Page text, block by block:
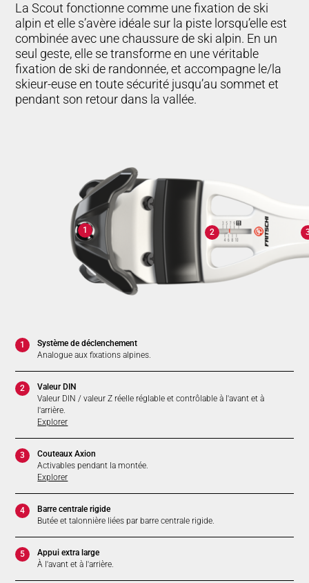
La Scout fonctionne comme une fixation de ski
alpin et elle s’avère idéale sur la piste lorsqu’elle est
combinée avec une chaussure de ski alpin. En un
seul geste, elle se transforme en une véritable
fixation de ski de randonnée, et accompagne le/la
skieur-euse en toute sécurité jusqu’au sommet et
pendant son retour dans la vallée.
1 2
1
Système de déclenchement
Analogue aux fixations alpines.
2
Valeur DIN
Valeur DIN / valeur Z réelle réglable et contrôlable à l'avant et à
l'arrière.
Explorer
3
Couteaux Axion
Activables pendant la montée.
Explorer
4
Barre centrale rigide
Butée et talonnière liées par barre centrale rigide.
5
Appui extra large
À l'avant et à l'arrière.